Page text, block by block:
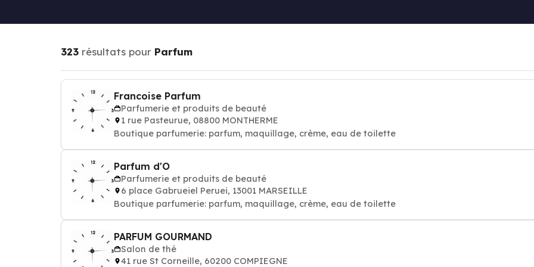
323 résultats pour Parfum
Francoise Parfum
Parfumerie et produits de beauté
1 rue Pasteurue, 08800 MONTHERME
Boutique parfumerie: parfum, maquillage, crème, eau de toilette
Parfum d'O
Parfumerie et produits de beauté
6 place Gabrueiel Peruei, 13001 MARSEILLE
Boutique parfumerie: parfum, maquillage, crème, eau de toilette
PARFUM GOURMAND
Salon de thé
41 rue St Corneille, 60200 COMPIEGNE